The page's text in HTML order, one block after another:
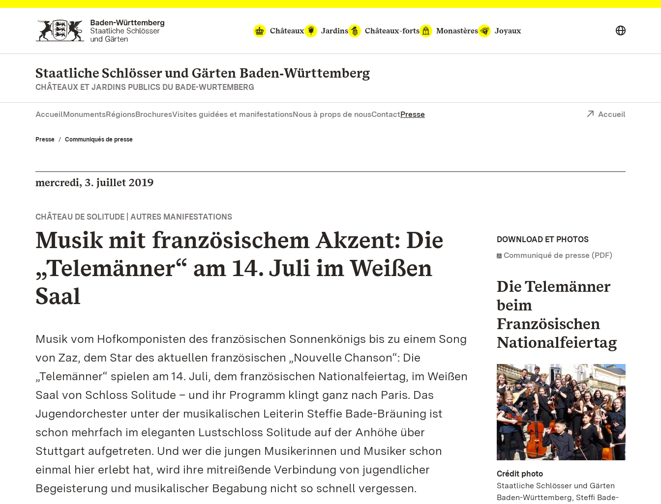
Vers la page d’accueil
Châteaux
Jardins Châteaux-forts Monastères Joyaux
Staatliche Schlösser und Gärten Baden‑Württemberg
CHÂTEAUX ET JARDINS PUBLICS DU BADE-WURTEMBERG
AccueilMonumentsRégionsBrochuresVisites guidées et manifestationsNous à props de nousContactPresse Accueil
Presse Communiqués de presse
mercredi, 3. juillet 2019
CHÂTEAU DE SOLITUDE | AUTRES MANIFESTATIONS
Musik mit französischem Akzent: Die
„Telemänner“ am 14. Juli im Weißen
Saal
Musik vom Hofkomponisten des französischen Sonnenkönigs bis zu einem Song
von Zaz, dem Star des aktuellen französischen „Nouvelle Chanson“: Die
„Telemänner“ spielen am 14. Juli, dem französischen Nationalfeiertag, im Weißen
Saal von Schloss Solitude – und ihr Programm klingt ganz nach Paris. Das
Jugendorchester unter der musikalischen Leiterin Steffie Bade-Bräuning ist
schon mehrfach im eleganten Lustschloss Solitude auf der Anhöhe über
Stuttgart aufgetreten. Und wer die jungen Musikerinnen und Musiker schon
einmal hier erlebt hat, wird ihre mitreißende Verbindung von jugendlicher
Begeisterung und musikalischer Begabung nicht so schnell vergessen.
DOWNLOAD ET PHOTOS
Communiqué de presse (PDF)
Die Telemänner
beim
Französischen
Nationalfeiertag
Crédit photo
Staatliche Schlösser und Gärten
Baden-Württemberg, Steffi Bade-